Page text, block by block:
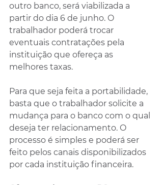
outro banco, será viabilizada a
partir do dia 6 de junho. O
trabalhador poderá trocar
eventuais contratações pela
instituição que ofereça as
melhores taxas.
Para que seja feita a portabilidade,
basta que o trabalhador solicite a
mudança para o banco com o qual
deseja ter relacionamento. O
processo é simples e poderá ser
feito pelos canais disponibilizados
por cada instituição financeira.